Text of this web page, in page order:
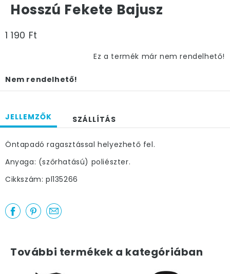
Hosszú Fekete Bajusz
1 190 Ft
Ez a termék már nem rendelhető!
Nem rendelhető!
JELLEMZŐK SZÁLLÍTÁS
Öntapadó ragasztással helyezhető fel.
Anyaga: (szőrhatású) poliészter.
Cikkszám: pl135266
További termékek a kategóriában